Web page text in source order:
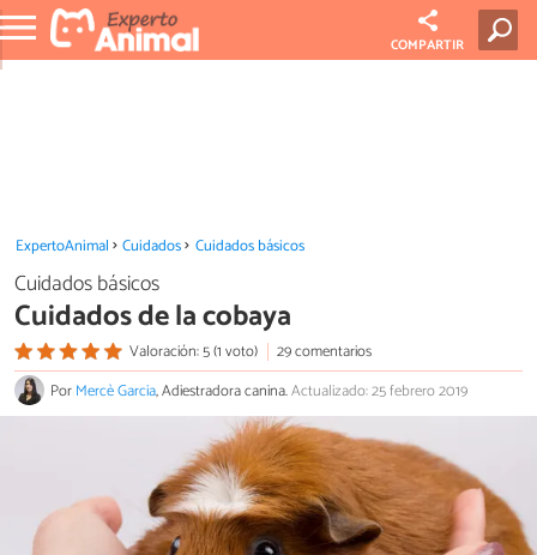
COMPARTIR
ExpertoAnimal Cuidados Cuidados básicos
Cuidados básicos
Cuidados de la cobaya
Valoración: 5 (1 voto)
29 comentarios
PorMercè Garcia, Adiestradora canina.Actualizado: 25 febrero 2019